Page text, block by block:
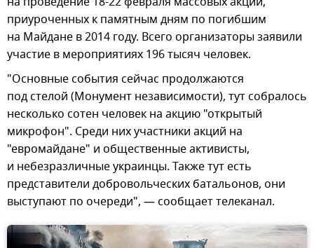
приуроченных к памятным дням по погибшим
на Майдане в 2014 году. Всего организаторы заявили
участие в мероприятиях 196 тысяч человек.
"Основные события сейчас продолжаются
под стелой (Монумент независимости), тут собралось
несколько сотен человек на акцию "открытый
микрофон". Среди них участники акций на
"евромайдане" и общественные активисты,
и небезразличные украинцы. Также тут есть
представители добровольческих батальонов, они
выступают по очереди", — сообщает телеканал.